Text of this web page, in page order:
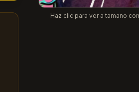
Haz clic para ver a tamano